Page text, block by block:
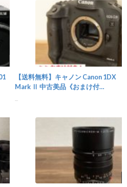
【送料無料】キャノン Canon 1DX
Mark Ⅱ 中古美品《おまけ付